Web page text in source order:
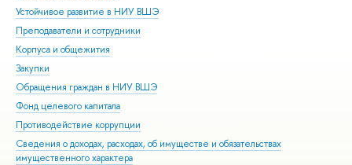
Устойчивое развитие в НИУ ВШЭ
Преподаватели и сотрудники
Корпуса и общежития
Закупки
Обращения граждан в НИУ ВШЭ
Фонд целевого капитала
Противодействие коррупции
Сведения о доходах, расходах, об имуществе и обязательствах
имущественного характера